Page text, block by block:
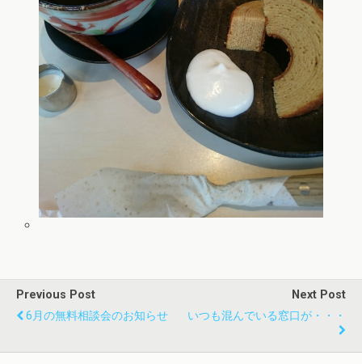
Previous Post
6月の無料相談会のお知らせ
Next Post
いつも混んでいる窓口が・・・